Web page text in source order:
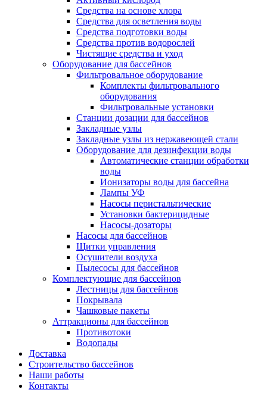
Средства на основе хлора
Средства для осветления воды
Средства подготовки воды
Средства против водорослей
Чистящие средства и уход
Оборудование для бассейнов
Фильтровальное оборудование
Комплекты фильтровального
оборудования
Фильтровальные установки
Станции дозации для бассейнов
Закладные узлы
Закладные узлы из нержавеющей стали
Оборудование для дезинфекции воды
Автоматические станции обработки
воды
Ионизаторы воды для бассейна
Лампы УФ
Насосы перистальтические
Установки бактерицидные
Насосы-дозаторы
Насосы для бассейнов
Щитки управления
Осушители воздуха
Пылесосы для бассейнов
Комплектующие для бассейнов
Лестницы для бассейнов
Покрывала
Чашковые пакеты
Аттракционы для бассейнов
Противотоки
Водопады
Доставка
Строительство бассейнов
Наши работы
Контакты